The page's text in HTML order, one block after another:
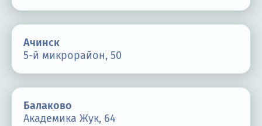
Ачинск
5-й микрорайон, 50
Балаково
Академика Жук, 64